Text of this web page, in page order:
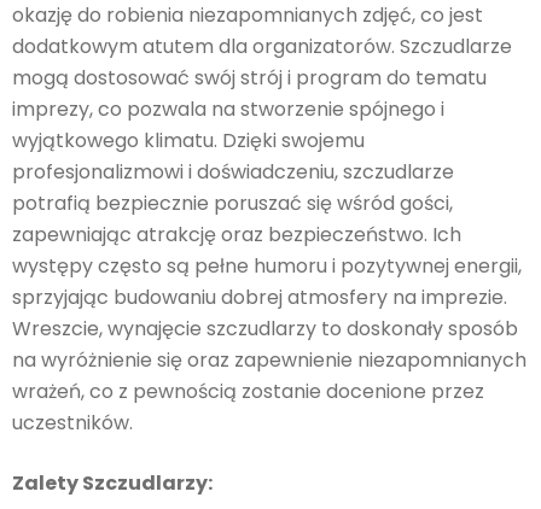
okazję do robienia niezapomnianych zdjęć, co jest
dodatkowym atutem dla organizatorów. Szczudlarze
mogą dostosować swój strój i program do tematu
imprezy, co pozwala na stworzenie spójnego i
wyjątkowego klimatu. Dzięki swojemu
profesjonalizmowi i doświadczeniu, szczudlarze
potrafią bezpiecznie poruszać się wśród gości,
zapewniając atrakcję oraz bezpieczeństwo. Ich
występy często są pełne humoru i pozytywnej energii,
sprzyjając budowaniu dobrej atmosfery na imprezie.
Wreszcie, wynajęcie szczudlarzy to doskonały sposób
na wyróżnienie się oraz zapewnienie niezapomnianych
wrażeń, co z pewnością zostanie docenione przez
uczestników.
Zalety Szczudlarzy: